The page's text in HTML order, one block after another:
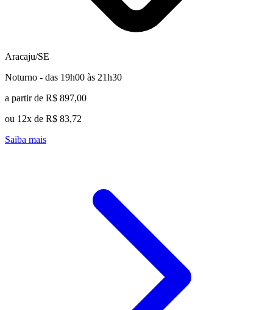
Aracaju/SE
Noturno - das 19h00 às 21h30
a partir de R$ 897,00
ou 12x de R$ 83,72
Saiba mais